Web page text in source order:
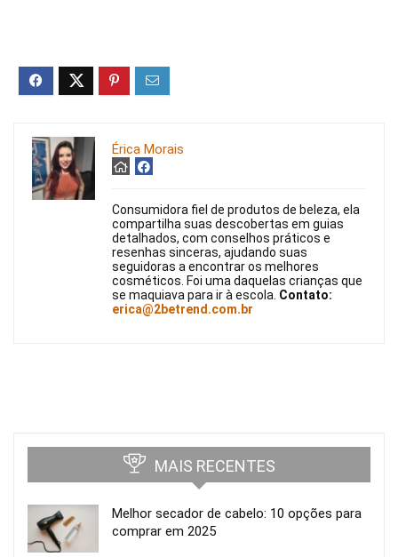
Érica Morais
Consumidora fiel de produtos de beleza, ela
compartilha suas descobertas em guias
detalhados, com conselhos práticos e
resenhas sinceras, ajudando suas
seguidoras a encontrar os melhores
cosméticos. Foi uma daquelas crianças que
se maquiava para ir à escola. Contato:
erica@2betrend.com.br
MAIS RECENTES
Melhor secador de cabelo: 10 opções para
comprar em 2025